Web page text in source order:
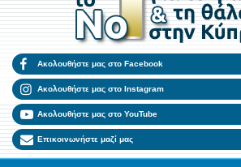
Ακολουθήστε μας στο Facebook
Ακολουθήστε μας στο Instagram
Ακολουθήστε μας στο YouTube
Επικοινωνήστε μαζί μας